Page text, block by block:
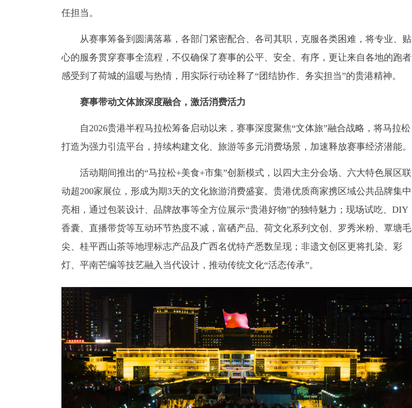
任担当。
从赛事筹备到圆满落幕，各部门紧密配合、各司其职，克服各类困难，将专业、贴
心的服务贯穿赛事全流程，不仅确保了赛事的公平、安全、有序，更让来自各地的跑者
感受到了荷城的温暖与热情，用实际行动诠释了“团结协作、务实担当”的贵港精神。
赛事带动文体旅深度融合，激活消费活力
自2026贵港半程马拉松筹备启动以来，赛事深度聚焦“文体旅”融合战略，将马拉松
打造为强力引流平台，持续构建文化、旅游等多元消费场景，加速释放赛事经济潜能。
活动期间推出的“马拉松+美食+市集”创新模式，以四大主分会场、六大特色展区联
动超200家展位，形成为期3天的文化旅游消费盛宴。贵港优质商家携区域公共品牌集中
亮相，通过包装设计、品牌故事等全方位展示“贵港好物”的独特魅力；现场试吃、DIY
香囊、直播带货等互动环节热度不减，富硒产品、荷文化系列文创、罗秀米粉、覃塘毛
尖、桂平西山茶等地理标志产品及广西名优特产悉数呈现；非遗文创区更将扎染、彩
灯、平南芒编等技艺融入当代设计，推动传统文化“活态传承”。